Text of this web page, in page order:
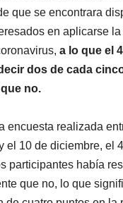
que se encontrara
en aplicarse
a lo que el
dos de cada
no.
encuesta realizada
el 10 de diciembre, el
participantes había
que no, lo que